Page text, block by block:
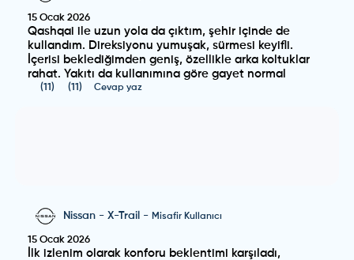
15 Ocak 2026
Qashqai ile uzun yola da çıktım, şehir içinde de
kullandım. Direksiyonu yumuşak, sürmesi keyifli.
İçerisi beklediğimden geniş, özellikle arka koltuklar
rahat. Yakıtı da kullanımına göre gayet normal
(11 ) (11 ) Cevap yaz
Nissan -X-Trail - Misafir Kullanıcı
15 Ocak 2026
İlk izlenim olarak konforu beklentimi karşıladı,